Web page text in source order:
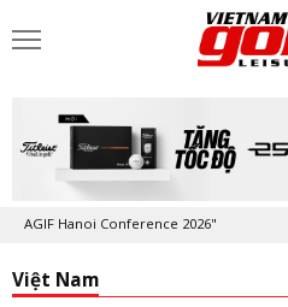
Hanoi Conference 2026" Kỷ
Việt Nam